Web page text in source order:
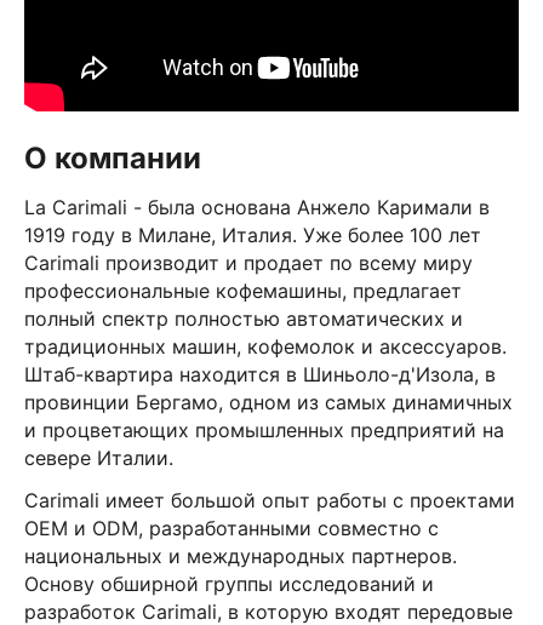
О компании
La Carimali - была основана Анжело Каримали в
1919 году в Милане, Италия. Уже более 100 лет
Carimali производит и продает по всему миру
профессиональные кофемашины, предлагает
полный спектр полностью автоматических и
традиционных машин, кофемолок и аксессуаров.
Штаб-квартира находится в Шиньоло-д'Изола, в
провинции Бергамо, одном из самых динамичных
и процветающих промышленных предприятий на
севере Италии.
Carimali имеет большой опыт работы с проектами
OEM и ODM, разработанными совместно с
национальных и международных партнеров.
Основу обширной группы исследований и
разработок Carimali, в которую входят передовые